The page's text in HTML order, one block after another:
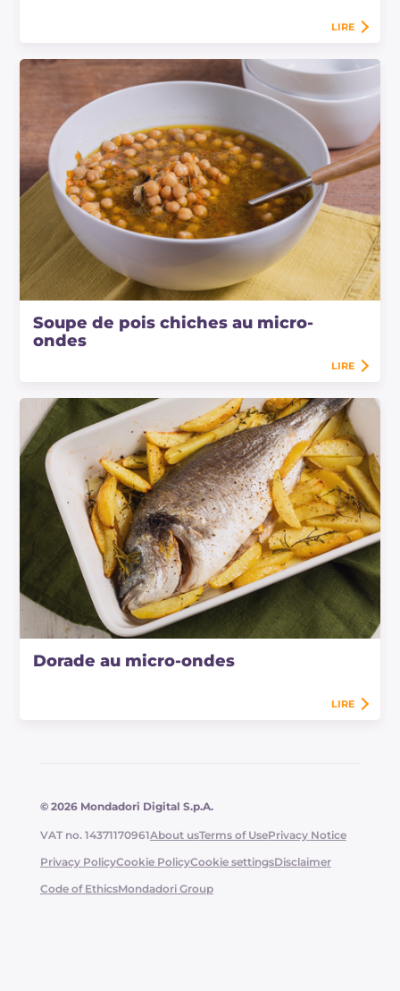
LIRE
Soupe de pois chiches au micro-
ondes
LIRE
Dorade au micro-ondes
LIRE
© 2026 Mondadori Digital S.p.A.
VAT no. 14371170961About usTerms of UsePrivacy Notice
Privacy PolicyCookie PolicyCookie settingsDisclaimer
Code of EthicsMondadori Group